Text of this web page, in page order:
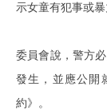
示女童有犯事或暴
委員會說，警方
發生，並應公開
約》。